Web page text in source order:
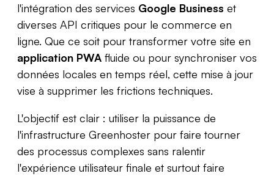
l'intégration des services Google Business et
diverses API critiques pour le commerce en
ligne. Que ce soit pour transformer votre site en
application PWA fluide ou pour synchroniser vos
données locales en temps réel, cette mise à jour
vise à supprimer les frictions techniques.
L'objectif est clair : utiliser la puissance de
l'infrastructure Greenhoster pour faire tourner
des processus complexes sans ralentir
l'expérience utilisateur finale et surtout faire